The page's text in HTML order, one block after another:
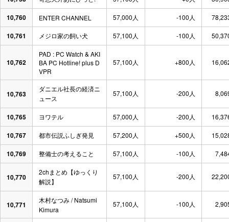
10,760 ENTER CHANNEL 57,000人 -100人
10,761 メジロ家の飼い犬 57,100人 -100人
10,762
PAD : PC Watch & AKI
BA PC Hotline! plus D
VPR
57,100人 +800人
10,763
ダニエル社長の経済ニ
ュース
57,100人 -200人
10,765 ヨワテル 57,000人 -200人
10,767 都市伝説ふしぎ発見 57,200人 +500人
10,769 整備士の考えること 57,100人 -100人
10,770
2chまとめ【ゆっくり
解説】
57,100人 -200人
10,771
木村なつみ / Natsumi
Kimura
57,100人 -100人